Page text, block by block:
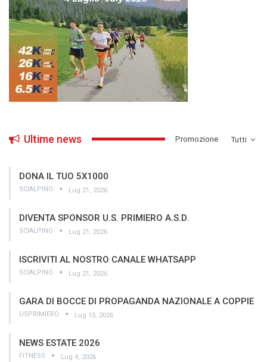
Tutti
Ultime news ­Promozione
DONA IL TUO 5X1000
SCIALPINO Lug 21, 2026
DIVENTA SPONSOR U.S. PRIMIERO A.S.D.
SCIALPINO Lug 21, 2026
ISCRIVITI AL NOSTRO CANALE WHATSAPP
SCIALPINO Lug 21, 2026
GARA DI BOCCE DI PROPAGANDA NAZIONALE A COPPIE
USPRIMIERO Lug 15, 2026
NEWS ESTATE 2026
FITNESS Lug 4, 2026